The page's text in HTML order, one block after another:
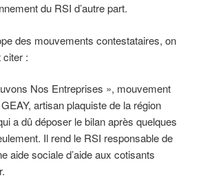
du RSI d’autre part.
des mouvements contestataires, on
citer :
Nos Entreprises », mouvement
artisan plaquiste de la région
a dû déposer le bilan après quelques
Il rend le RSI responsable de
aide sociale d’aide aux cotisants